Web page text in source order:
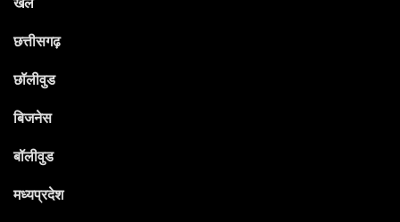
छत्तीसगढ़
छॉलीवुड
बिजनेस
बॉलीवुड
मध्यप्रदेश